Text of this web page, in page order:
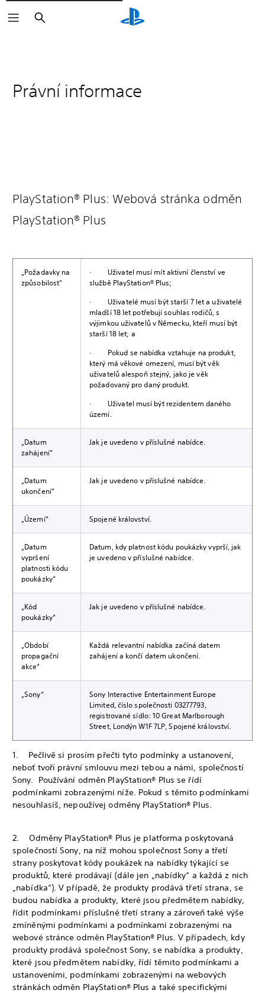
Vyhledat
Právní informace
PlayStation® Plus: Webová stránka odměn
PlayStation® Plus
„Požadavky na
způsobilost“
· Uživatel musí mít aktivní členství ve
službě PlayStation® Plus;
· Uživatelé musí být starší 7 let a uživatelé
mladší 18 let potřebují souhlas rodičů, s
výjimkou uživatelů v Německu, kteří musí být
starší 18 let; a
· Pokud se nabídka vztahuje na produkt,
který má věkové omezení, musí být věk
uživatelů alespoň stejný, jako je věk
požadovaný pro daný produkt.
· Uživatel musí být rezidentem daného
území.
„Datum
zahájení“
Jak je uvedeno v příslušné nabídce.
„Datum
ukončení“
Jak je uvedeno v příslušné nabídce.
„Území“ Spojené království.
„Datum
vypršení
platnosti kódu
poukázky“
Datum, kdy platnost kódu poukázky vyprší, jak
je uvedeno v příslušné nabídce.
„Kód
poukázky“
Jak je uvedeno v příslušné nabídce.
„Období
propagační
akce“
Každá relevantní nabídka začíná datem
zahájení a končí datem ukončení.
„Sony“
Sony Interactive Entertainment Europe
Limited, číslo společnosti 03277793,
registrované sídlo: 10 Great Marlborough
Street, Londýn W1F 7LP, Spojené království.
1. Pečlivě si prosím přečti tyto podmínky a ustanovení,
neboť tvoří právní smlouvu mezi tebou a námi, společností
Sony. Používání odměn PlayStation® Plus se řídí
podmínkami zobrazenými níže. Pokud s těmito podmínkami
nesouhlasíš, nepoužívej odměny PlayStation® Plus.
2. Odměny PlayStation® Plus je platforma poskytovaná
společností Sony, na níž mohou společnost Sony a třetí
strany poskytovat kódy poukázek na nabídky týkající se
produktů, které prodávají (dále jen „nabídky“ a každá z nich
„nabídka“). V případě, že produkty prodává třetí strana, se
budou nabídka a produkty, které jsou předmětem nabídky,
řídit podmínkami příslušné třetí strany a zároveň také výše
zmíněnými podmínkami a podmínkami zobrazenými na
webové stránce odměn PlayStation® Plus. V případech, kdy
produkty prodává společnost Sony, se nabídka a produkty,
které jsou předmětem nabídky, řídí těmito podmínkami a
ustanoveními, podmínkami zobrazenými na webových
stránkách odměn PlayStation® Plus a také specifickými